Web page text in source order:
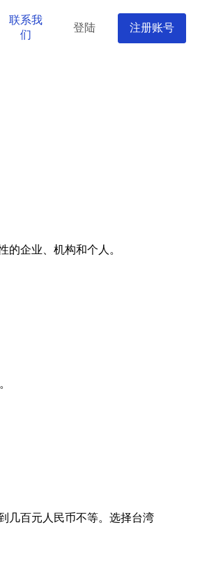
联系我
们
登陆 注册账号
企业、机构和个人。
几百元人民币不等。选择台湾